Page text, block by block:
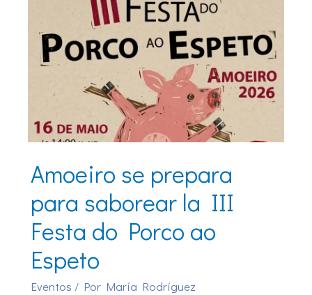
Amoeiro se prepara
para saborear la III
Festa do Porco ao
Espeto
Eventos / Por María Rodríguez